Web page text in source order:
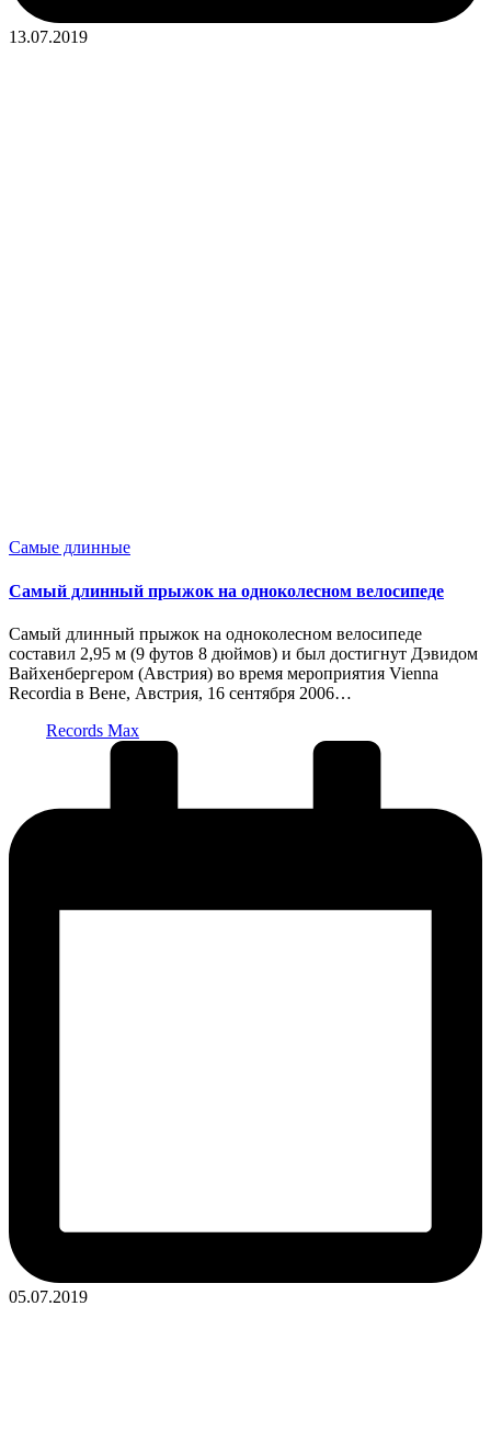
13.07.2019
Опубликовано
Самые длинные
Самый длинный прыжок на одноколесном велосипеде
Самый длинный прыжок на одноколесном велосипеде
составил 2,95 м (9 футов 8 дюймов) и был достигнут Дэвидом
Вайхенбергером (Австрия) во время мероприятия Vienna
Recordia в Вене, Австрия, 16 сентября 2006…
Records Max
05.07.2019